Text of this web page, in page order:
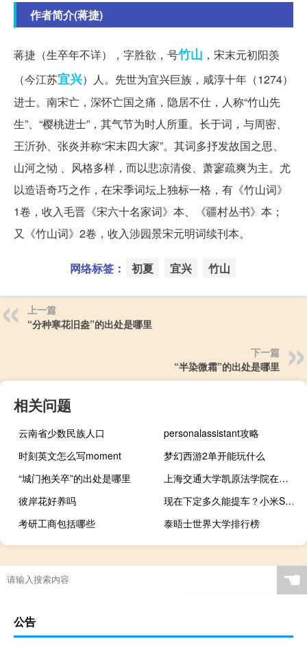
作者简介(蒋捷)
蒋捷（生卒年不详），字胜欲，号竹山 ，宋末元初阳羡
（今江苏宜兴）人。先世为宜兴巨族，咸淳十年（1274）
进士。南宋亡，深怀亡国之痛，隐居不仕，人称“竹山先
生”、“樱桃进士”，其气节为时人所重。长于词，与周密、
王沂孙、张炎并称“宋末四大家”。其词多抒发故国之思、
山河之恸 、风格多样，而以悲凉清俊、萧寥疏爽为主。尤
以造语奇巧之作，在宋季词坛上独标一格，有《竹山词》
1卷，收入毛晋《宋六十名家词》本、《疆村丛书》本；
又《竹山词》2卷，收入涉园景宋元明词续刊本。
网络标签： 初夏 宜兴 竹山
上一篇
“分种寒花旧盎”的出处是哪里
下一篇
“半染微霜”的出处是哪里
相关问题
云南省少数民族人口
personalassistant攻略
时刻英文怎么写moment
梦幻西游2单开能玩什么
“城门抱关卒”的出处是哪里
上海交通大学凯原法学院在哪个校区
彼岸花好养吗
现在下定多久能提车？小米SU7答网友问 到底什么情况呢
考研工商包括哪些
泰晤士世界大学排行榜
☚
公告